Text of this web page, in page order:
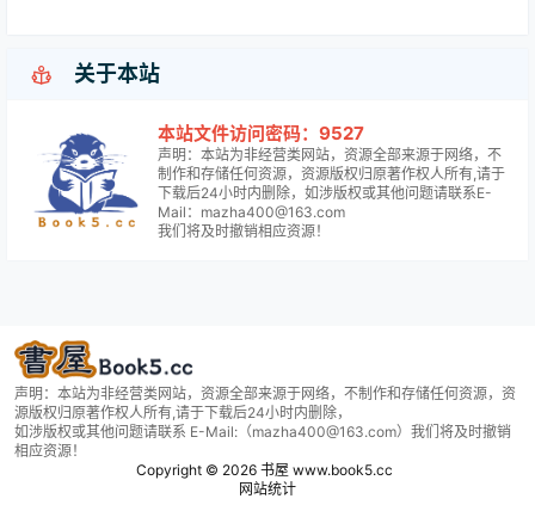
 关于本站
本站文件访问密码：9527
声明：本站为非经营类网站，资源全部来源于网络，不
制作和存储任何资源，资源版权归原著作权人所有,请于
下载后24小时内删除，如涉版权或其他问题请联系E-
Mail：mazha400@163.com
我们将及时撤销相应资源！
声明：本站为非经营类网站，资源全部来源于网络，不制作和存储任何资源，资
源版权归原著作权人所有,请于下载后24小时内删除，
如涉版权或其他问题请联系 E-Mail:（mazha400@163.com）我们将及时撤销
相应资源！
Copyright © 2026书屋 www.book5.cc
网站统计